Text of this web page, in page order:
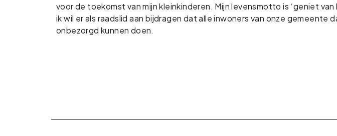
voor de toekomst van mijn kleinkinderen. Mijn levensmotto is ‘geniet van
ik wil er als raadslid aan bijdragen dat alle inwoners van onze gemeente
onbezorgd kunnen doen.